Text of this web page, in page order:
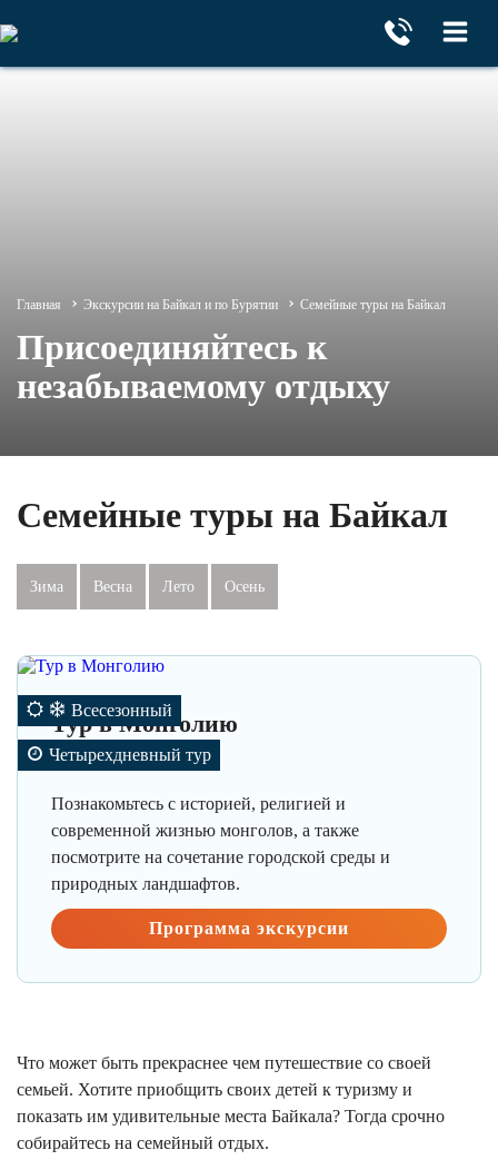
Главная Экскурсии на Байкал и по Бурятии Семейные туры на Байкал
Присоединяйтесь к
незабываемому отдыху
Семейные туры на Байкал
Зима Весна Лето Осень
Всесезонный
Четырехдневный тур
Тур в Монголию
21 999 ₽/чел
Познакомьтесь с историей, религией и
современной жизнью монголов, а также
посмотрите на сочетание городской среды и
природных ландшафтов.
Программа экскурсии
Что может быть прекраснее чем путешествие со своей
семьей. Хотите приобщить своих детей к туризму и
показать им удивительные места Байкала? Тогда срочно
собирайтесь на семейный отдых.